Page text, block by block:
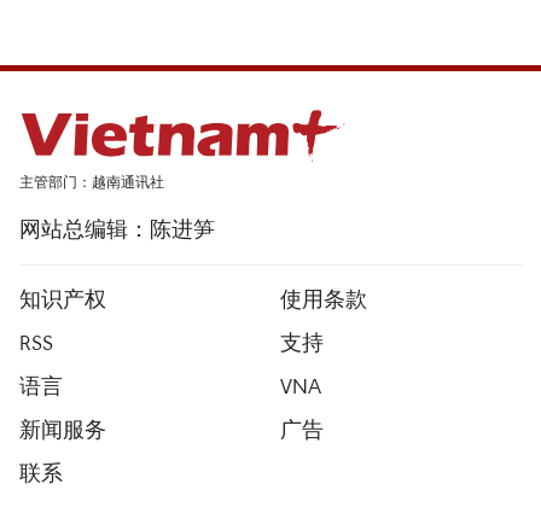
主管部门：越南通讯社
网站总编辑：陈进笋
知识产权
使用条款
RSS
支持
语言
VNA
新闻服务
广告
联系